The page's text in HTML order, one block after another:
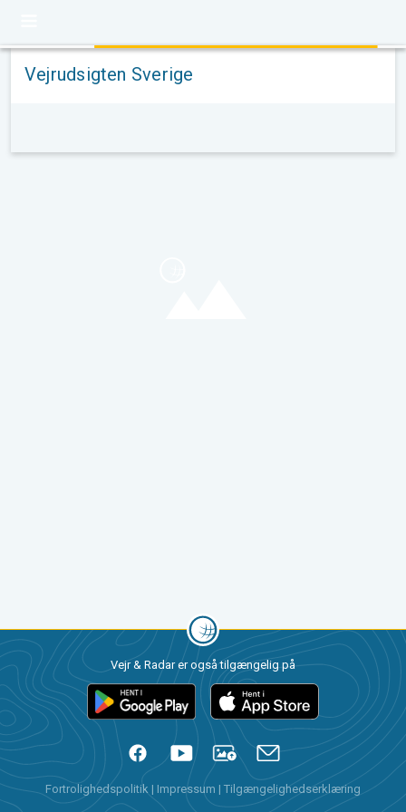
Vejrudsigten Sverige
Vejr & Radar er også tilgængelig på
Fortrolighedspolitik | Impressum | Tilgængelighedserklæring